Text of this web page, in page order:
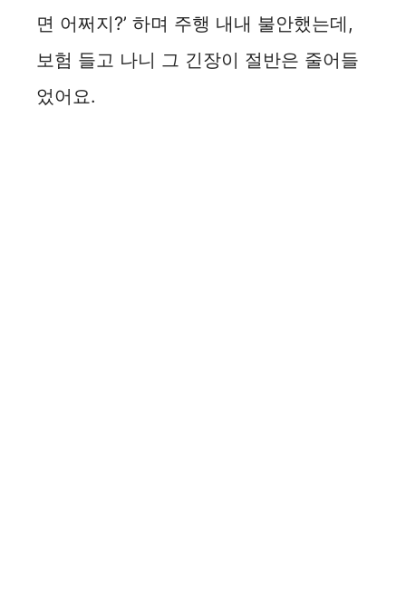
면 어쩌지?’ 하며 주행 내내 불안했는데,
보험 들고 나니 그 긴장이 절반은 줄어들
었어요.